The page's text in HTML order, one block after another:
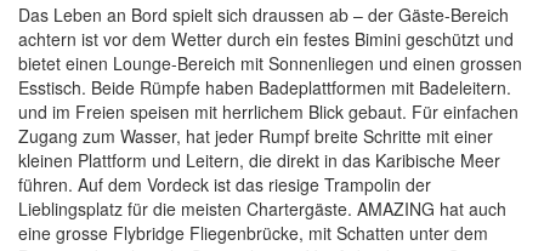
Das Leben an Bord spielt sich draussen ab – der Gäste-Bereich
achtern ist vor dem Wetter durch ein festes Bimini geschützt und
bietet einen Lounge-Bereich mit Sonnenliegen und einen grossen
Esstisch. Beide Rümpfe haben Badeplattformen mit Badeleitern.
und im Freien speisen mit herrlichem Blick gebaut. Für einfachen
Zugang zum Wasser, hat jeder Rumpf breite Schritte mit einer
kleinen Plattform und Leitern, die direkt in das Karibische Meer
führen. Auf dem Vordeck ist das riesige Trampolin der
Lieblingsplatz für die meisten Chartergäste. AMAZING hat auch
eine grosse Flybridge Fliegenbrücke, mit Schatten unter dem